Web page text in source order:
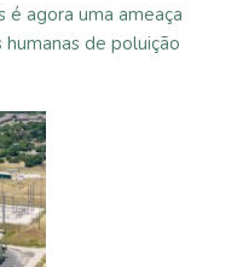
é agora uma ameaça
de poluição